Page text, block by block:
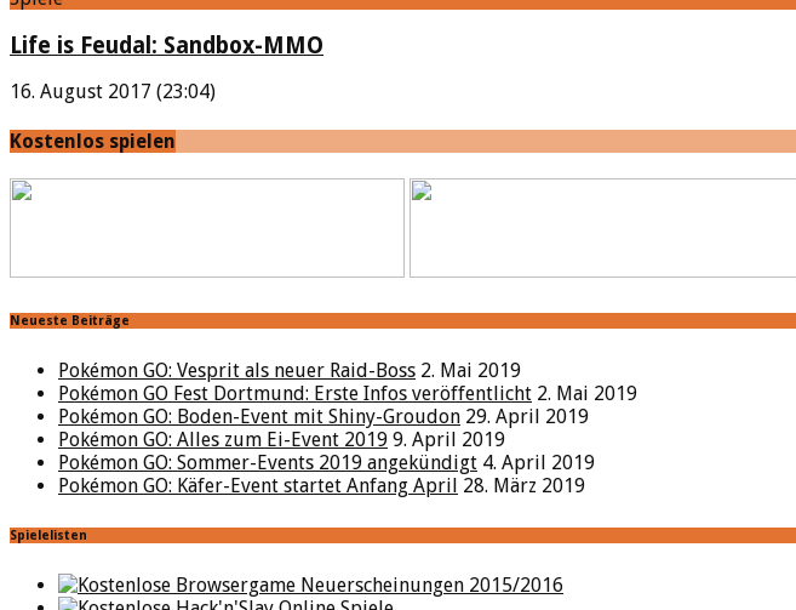
Life is Feudal: Sandbox-MMO
16. August 2017 (23:04)
Kostenlos spielen
Neueste Beiträge
Pokémon GO: Vesprit als neuer Raid-Boss 2. Mai 2019
Pokémon GO Fest Dortmund: Erste Infos veröffentlicht 2. Mai 2019
Pokémon GO: Boden-Event mit Shiny-Groudon 29. April 2019
Pokémon GO: Alles zum Ei-Event 2019 9. April 2019
Pokémon GO: Sommer-Events 2019 angekündigt 4. April 2019
Pokémon GO: Käfer-Event startet Anfang April 28. März 2019
Spielelisten